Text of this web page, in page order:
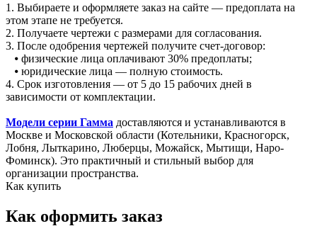
1. Выбираете и оформляете заказ на сайте — предоплата на
этом этапе не требуется.
2. Получаете чертежи с размерами для согласования.
3. После одобрения чертежей получите счет-договор:
⦁ физические лица оплачивают 30% предоплаты;
⦁ юридические лица — полную стоимость.
4. Срок изготовления — от 5 до 15 рабочих дней в
зависимости от комплектации.
Модели серии Гамма доставляются и устанавливаются в
Москве и Московской области (Котельники, Красногорск,
Лобня, Лыткарино, Люберцы, Можайск, Мытищи, Наро-
Фоминск). Это практичный и стильный выбор для
организации пространства.
Как купить
Как оформить заказ